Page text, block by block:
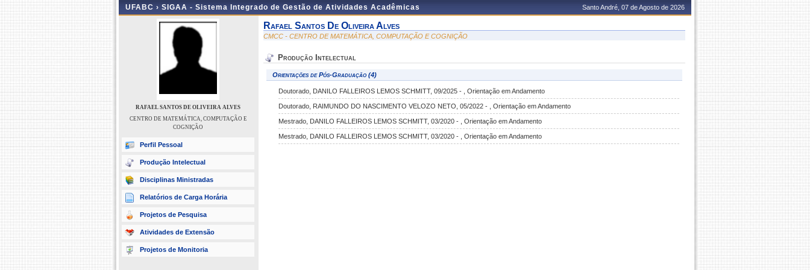
UFABC › SIGAA - Sistema Integrado de Gestão de Atividades Acadêmicas Santo André, 07 de Agosto de 2026
RAFAEL SANTOS DE OLIVEIRA ALVES
CENTRO DE MATEMÁTICA, COMPUTAÇÃO E
COGNIÇÃO
Perfil Pessoal
Produção Intelectual
Disciplinas Ministradas
Relatórios de Carga Horária
Projetos de Pesquisa
Atividades de Extensão
Projetos de Monitoria
Rafael Santos De Oliveira Alves
CMCC - CENTRO DE MATEMÁTICA, COMPUTAÇÃO E COGNIÇÃO
Produção Intelectual
Orientações de Pós-Graduação (4)
Doutorado, DANILO FALLEIROS LEMOS SCHMITT, 09/2025 - , Orientação em Andamento
Doutorado, RAIMUNDO DO NASCIMENTO VELOZO NETO, 05/2022 - , Orientação em Andamento
Mestrado, DANILO FALLEIROS LEMOS SCHMITT, 03/2020 - , Orientação em Andamento
Mestrado, DANILO FALLEIROS LEMOS SCHMITT, 03/2020 - , Orientação em Andamento